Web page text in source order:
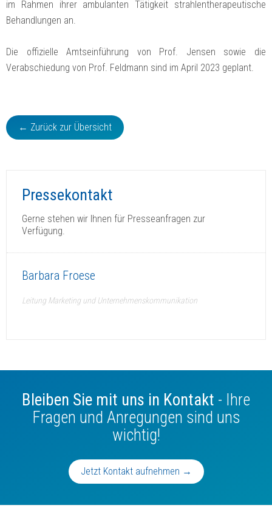
Pressekontakt
Gerne stehen wir Ihnen für Presseanfragen zur
Verfügung.
Barbara Froese
Leitung Marketing und Unternehmenskommunikation
im Rahmen ihrer ambulanten Tätigkeit strahlentherapeutische
Behandlungen an.
Die offizielle Amtseinführung von Prof. Jensen sowie die
Verabschiedung von Prof. Feldmann sind im April 2023 geplant.
← Zurück zur Übersicht
Bleiben Sie mit uns in Kontakt - Ihre
Fragen und Anregungen sind uns
wichtig!
Jetzt Kontakt aufnehmen →